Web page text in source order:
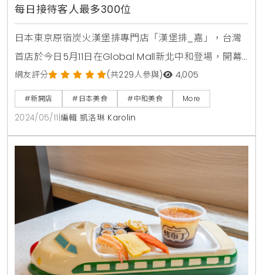
每日接待客人最多300位
日本東京原宿炭火漢堡排專門店「漢堡排_嘉」，台灣
首店於今日5月11日在Global Mall新北中和登場，開幕
首日排隊人潮踴躍，營業前直逼200人期待滿滿蓄勢待
發，只為能夠品嚐到傳說中神級炭烤漢堡排！更有喜愛
嘗鮮的20多歲民眾凌晨4點與朋友相約來搶頭香，表示
牛舌漢堡排很特別，一定要吃到！現場座席共計25席
次，每日接待客人最多為300位。以排隊人潮估算，今
日將於傍晚6點前全數完售。每日新鮮現切、職人
網友評分 (共229人參與) 4,005
#新開店 #日本美食 #中和美食 More
2024/05/11 編輯 凱洛琳 Karolin